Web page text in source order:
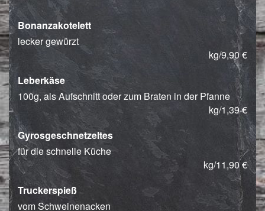
Bonanzakotelett
lecker gewürzt
kg/9,90 €
Leberkäse
100g, als Aufschnitt oder zum Braten in der Pfanne
kg/1,39 €
Gyrosgeschnetzeltes
für die schnelle Küche
kg/11,90 €
Truckerspieß
vom Schweinenacken